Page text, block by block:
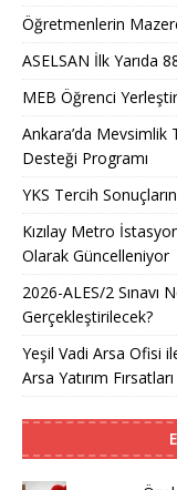
Öğretmenlerin
ASELSAN İlk Yarıda
MEB Öğrenci
Ankara’da Mevsimlik
Desteği Programı
YKS Tercih
Kızılay Metro
Olarak Güncelleniyor
2026-ALES/2 Sınavı
Gerçekleştirilecek?
Yeşil Vadi Arsa Ofisi
Arsa Yatırım Fırsatları